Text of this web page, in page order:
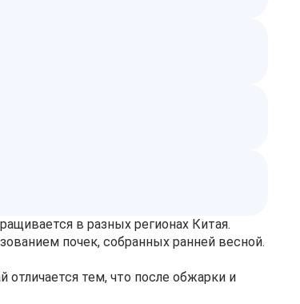
в разных регионах Китая.
почек, собранных ранней весной.
отличается тем, что после обжарки и